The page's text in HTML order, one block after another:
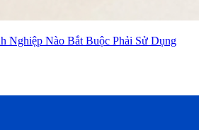
Nghiệp Nào Bắt Buộc Phải Sử Dụng